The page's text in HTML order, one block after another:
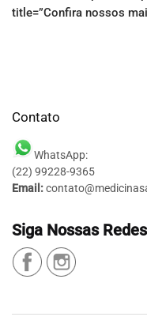
title=”Confira nossos
Contato
WhatsApp:
(22) 99228-9365
Email:
Siga Nossas Redes